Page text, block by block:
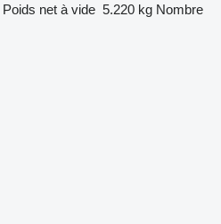
Poids net à vide 5.220 kg Nombre